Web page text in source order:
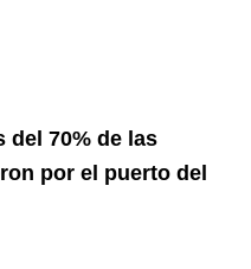
del 70% de las
por el puerto del